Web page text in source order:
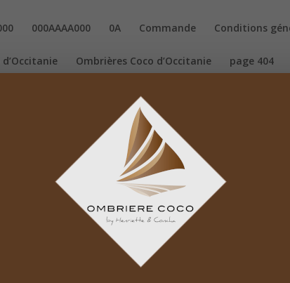
000AAAA000 0A Commande Conditions
Ombrières Coco d’Occitanie page 404
Politique de confidentialité
Voile d’ombrage sur mesure